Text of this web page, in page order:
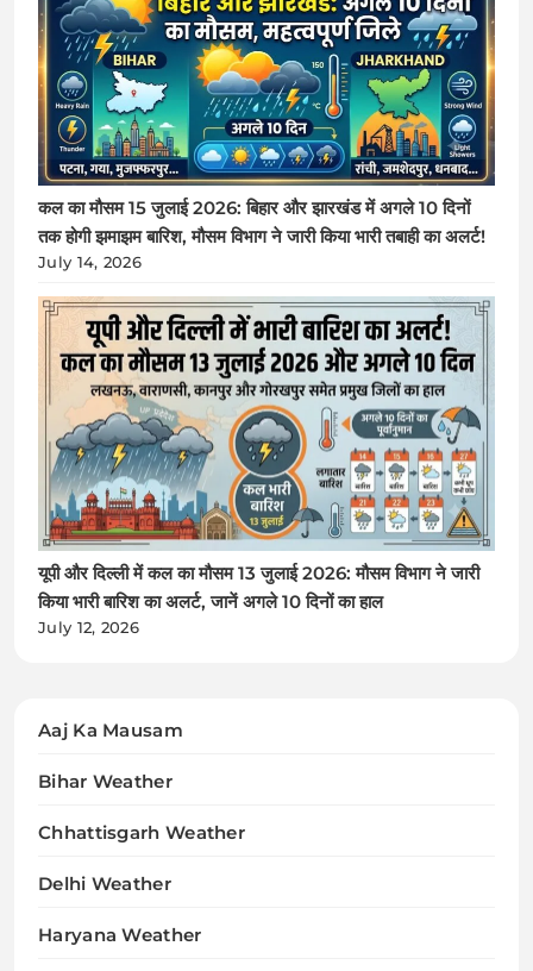
कल का मौसम 15 जुलाई 2026: बिहार और झारखंड में अगले 10 दिनों
तक होगी झमाझम बारिश, मौसम विभाग ने जारी किया भारी तबाही का अलर्ट!
July 14, 2026
यूपी और दिल्ली में कल का मौसम 13 जुलाई 2026: मौसम विभाग ने जारी
किया भारी बारिश का अलर्ट, जानें अगले 10 दिनों का हाल
July 12, 2026
Aaj Ka Mausam
Bihar Weather
Chhattisgarh Weather
Delhi Weather
Haryana Weather